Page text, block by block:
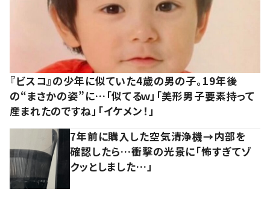
『ビスコ』の少年に似ていた4歳の男の子。19年後
の“まさかの姿”に…「似てるｗ」「美形男子要素持って
産まれたのですね」「イケメン！」
7年前に購入した空気清浄機→内部を
確認したら…衝撃の光景に「怖すぎてゾ
クッとしました…」